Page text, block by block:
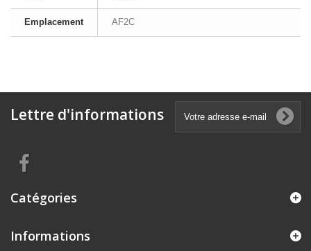
Emplacement AF2C
Lettre d'informations
Catégories
Informations